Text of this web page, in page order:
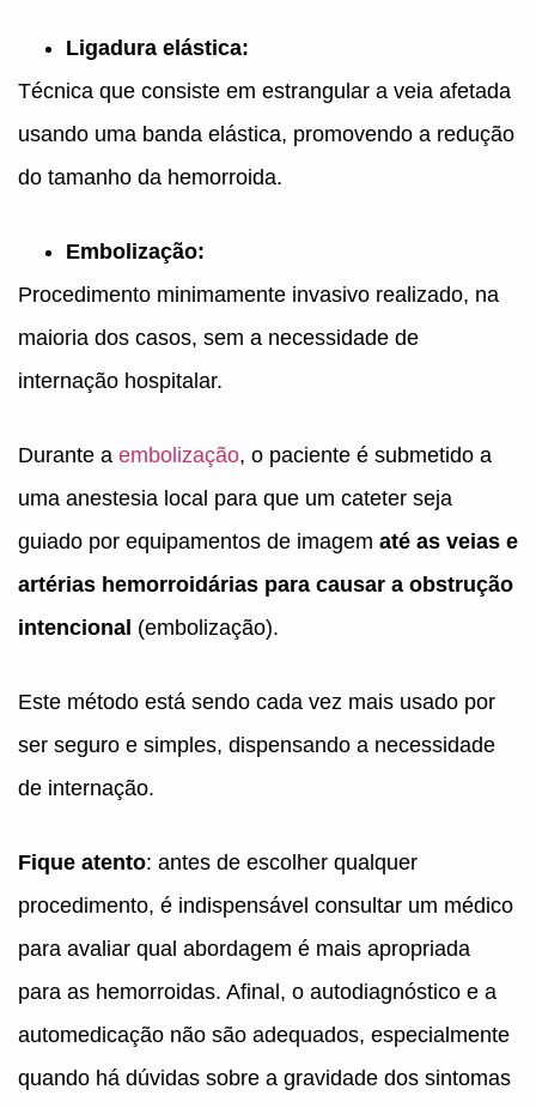
Ligadura elástica:
Técnica que consiste em estrangular a veia afetada
usando uma banda elástica, promovendo a redução
do tamanho da hemorroida.
Embolização:
Procedimento minimamente invasivo realizado, na
maioria dos casos, sem a necessidade de
internação hospitalar.
Durante a embolização, o paciente é submetido a
uma anestesia local para que um cateter seja
guiado por equipamentos de imagem até as veias e
artérias hemorroidárias para causar a obstrução
intencional (embolização).
Este método está sendo cada vez mais usado por
ser seguro e simples, dispensando a necessidade
de internação.
Fique atento: antes de escolher qualquer
procedimento, é indispensável consultar um médico
para avaliar qual abordagem é mais apropriada
para as hemorroidas. Afinal, o autodiagnóstico e a
automedicação não são adequados, especialmente
quando há dúvidas sobre a gravidade dos sintomas